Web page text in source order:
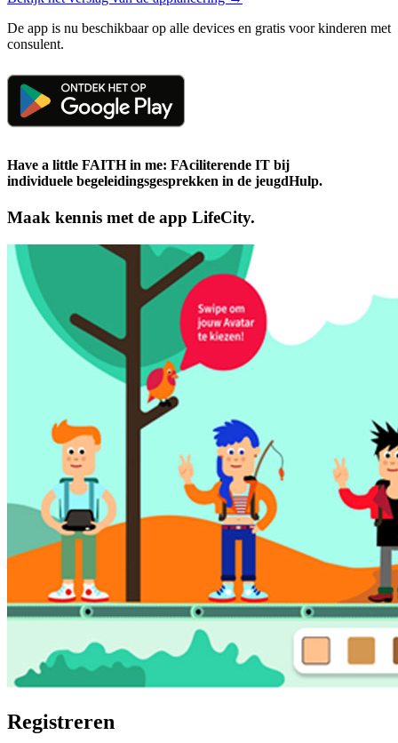
De app is nu beschikbaar op alle devices en gratis voor kinderen met
consulent.
Have a little FAITH in me: FAciliterende IT bij
indi­vid­uele begeleidings­gesprek­ken in de jeugdHulp.
Maak kennis met de app LifeCity.
Registreren